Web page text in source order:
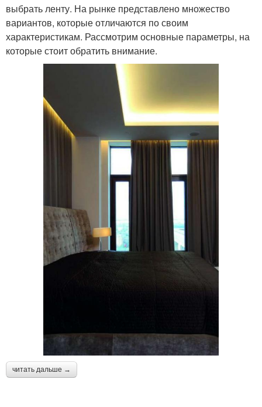
выбрать ленту. На рынке представлено множество
вариантов, которые отличаются по своим
характеристикам. Рассмотрим основные параметры, на
которые стоит обратить внимание.
читать дальше →